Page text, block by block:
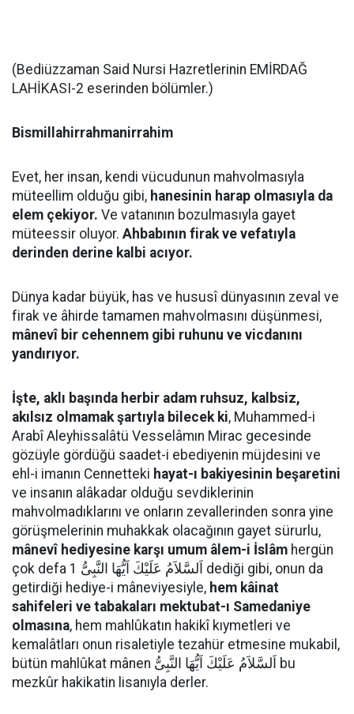
(Bediüzzaman Said Nursi Hazretlerinin EMİRDAĞ
LAHİKASI-2 eserinden bölümler.)
Bismillahirrahmanirrahim
Evet, her insan, kendi vücudunun mahvolmasıyla
müteellim olduğu gibi, hanesinin harap olmasıyla da
elem çekiyor. Ve vatanının bozulmasıyla gayet
müteessir oluyor. Ahbabının firak ve vefatıyla
derinden derine kalbi acıyor.
Dünya kadar büyük, has ve hususî dünyasının zeval ve
firak ve âhirde tamamen mahvolmasını düşünmesi,
mânevî bir cehennem gibi ruhunu ve vicdanını
yandırıyor.
İşte, aklı başında herbir adam ruhsuz, kalbsiz,
akılsız olmamak şartıyla bilecek ki, Muhammed-i
Arabî Aleyhissalâtü Vesselâmın Mirac gecesinde
gözüyle gördüğü saadet-i ebediyenin müjdesini ve
ehl-i imanın Cennetteki hayat-ı bakiyesinin beşaretini
ve insanın alâkadar olduğu sevdiklerinin
mahvolmadıklarını ve onların zevallerinden sonra yine
görüşmelerinin muhakkak olacağının gayet sürurlu,
mânevî hediyesine karşı umum âlem-i İslâm hergün
çok defa اَلسَّلاَمُ عَلَيْكَ اَيُّهَا النَّبِىُّ 1 dediği gibi, onun da
getirdiği hediye-i mâneviyesiyle, hem kâinat
sahifeleri ve tabakaları mektubat-ı Samedaniye
olmasına, hem mahlûkatın hakikî kıymetleri ve
kemalâtları onun risaletiyle tezahür etmesine mukabil,
bütün mahlûkat mânen اَلسَّلاَمُ عَلَيْكَ اَيُّهَا النَّبِىُّ bu
mezkûr hakikatin lisanıyla derler.